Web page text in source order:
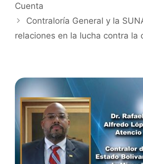
Cuenta
Contraloría General y la
relaciones en la lucha contra la